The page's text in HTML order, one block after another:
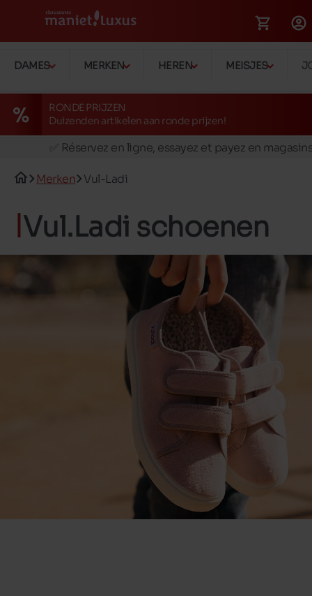
DAMES MERKEN HEREN MEISJES
RONDE PRIJZEN
Duizenden artikelen aan ronde prijzen!
🚛 Livraison gratuite en magasins
✅ Réservez en ligne, essayez et payez en
🚛 Livraison gratuite en magasins
Merken Vul-Ladi
Vul.Ladi schoenen